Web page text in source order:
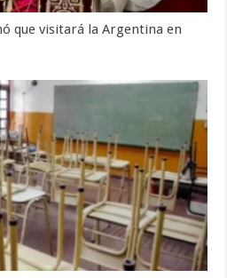
que visitará la Argentina en